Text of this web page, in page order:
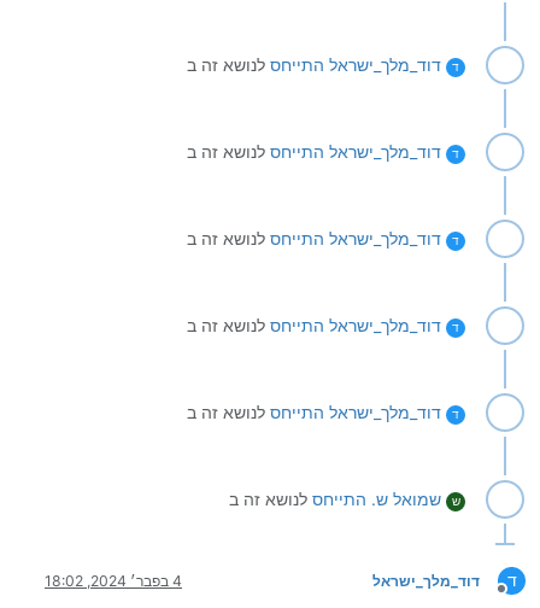
ד דוד_מלך_ישראל התייחס לנושא זה ב
ד דוד_מלך_ישראל התייחס לנושא זה ב
ד דוד_מלך_ישראל התייחס לנושא זה ב
ד דוד_מלך_ישראל התייחס לנושא זה ב
ד דוד_מלך_ישראל התייחס לנושא זה ב
ש שמואל ש. התייחס לנושא זה ב
ד
מנותק
דוד_מלך_ישראל 4 בפבר׳ 2024, 18:02